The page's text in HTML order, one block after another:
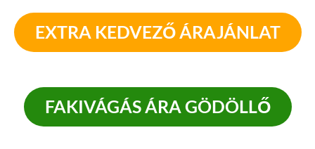
EXTRA KEDVEZŐ ÁRAJÁNLAT
FAKIVÁGÁS ÁRA GÖDÖLLŐ